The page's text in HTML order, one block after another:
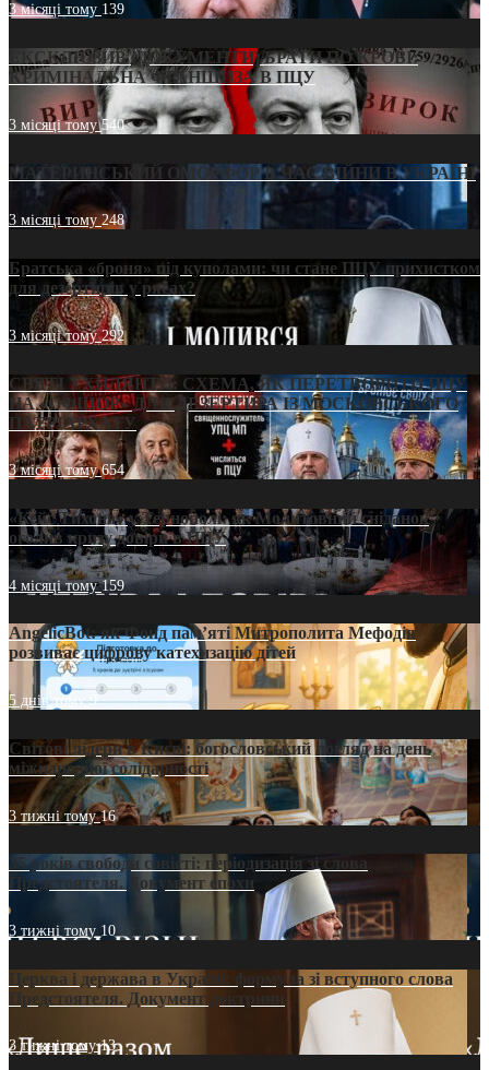
3 місяці тому 139
ЕКСКЛЮЗИВ (ДОКУМЕНТИ)/БРАТИ ПО КРОВІ:
КРИМІНАЛЬНА ФРАНШИЗА В ПЦУ
3 місяці тому540
МАТЕРИНСЬКИЙ ОМОРФОР В ЧАС ВІЙНИ В УКРАЇНІ
3 місяці тому248
Братська «броня» під куполами: чи стане ПЦУ прихистком
для дезертирів у рясах?
3 місяці тому292
СВЯТІ УХИЛЯНТИ: СХЕМА, ЯК ПЕРЕТВОРИТИ ПЦУ
НА «ОФШОР» ДЛЯ ДЕЗЕРТИРА ІЗ МОСКОВСЬКОГО
ПАТРІАРХАТУ
3 місяці тому654
«Кейс Тихона» у Тернополі: як Молитовний сніданок
оголив кризу довіри в ПЦУ
4 місяці тому159
AngelicBot: як Фонд пам’яті Митрополита Мефодія
розвиває цифрову катехизацію дітей
5 днів тому9
Світові лідери в Києві: богословський погляд на день
міжнародної солідарності
3 тижні тому16
35 років свободи совісті: періодизація зі слова
Предстоятеля. Документ епохи
3 тижні тому 10
Церква і держава в Україні: формула зі вступного слова
Предстоятеля. Документ доктрини
3 тижні тому13